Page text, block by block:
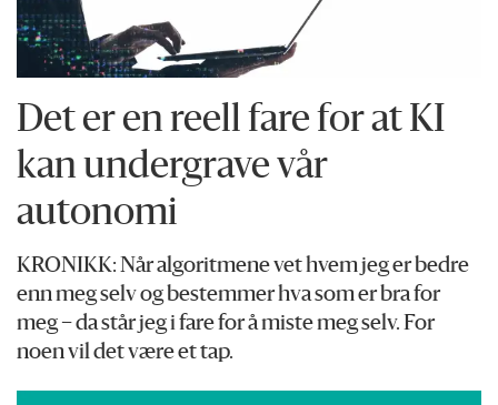
Det er en reell fare for at KI
kan undergrave vår
autonomi
KRONIKK: Når algoritmene vet hvem jeg er bedre
enn meg selv og bestemmer hva som er bra for
meg – da står jeg i fare for å miste meg selv. For
noen vil det være et tap.